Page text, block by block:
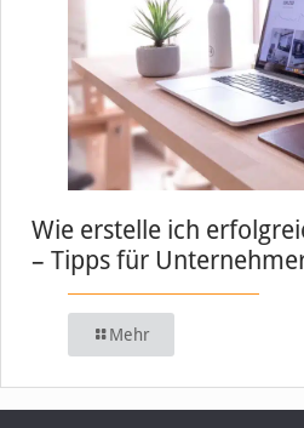
Wie erstelle ich
– Tipps für
Mehr